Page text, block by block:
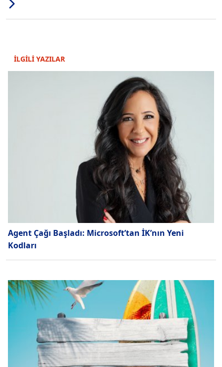
İLGİLİ YAZILAR
Agent Çağı Başladı: Microsoft’tan İK’nın Yeni
Kodları